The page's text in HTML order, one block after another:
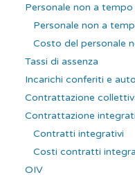
Personale non a
Personale non a
Costo del personale
Tassi di assenza
Incarichi conferiti e
Contrattazione
Contrattazione
Contratti integrativi
Costi contratti
OIV